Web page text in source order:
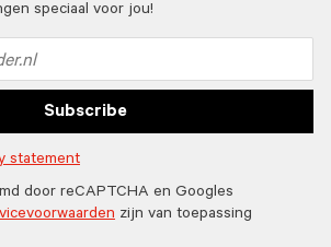
speciaal voor jou!
Subscribe
statement
door reCAPTCHA en Googles
zijn van toepassing